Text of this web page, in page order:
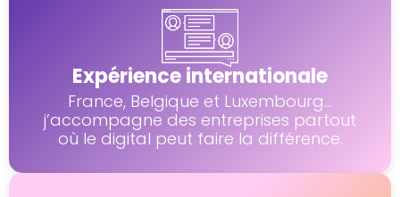
Expérience internationale
France, Belgique et Luxembourg...
j’accompagne des entreprises partout
où le digital peut faire la différence.